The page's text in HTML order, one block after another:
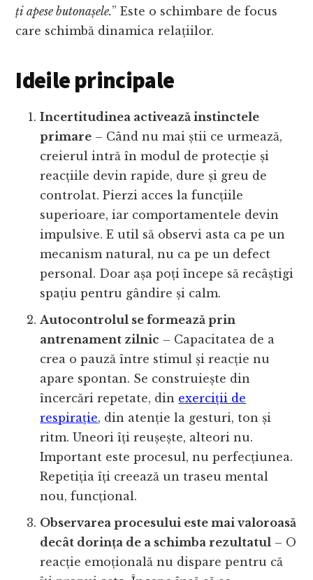
ți apese butonașele.” Este o schimbare de focus
care schimbă dinamica relațiilor.
Ideile principale
Incertitudinea activează instinctele
primare – Când nu mai știi ce urmează,
creierul intră în modul de protecție și
reacțiile devin rapide, dure și greu de
controlat. Pierzi acces la funcțiile
superioare, iar comportamentele devin
impulsive. E util să observi asta ca pe un
mecanism natural, nu ca pe un defect
personal. Doar așa poți începe să recâștigi
spațiu pentru gândire și calm.
Autocontrolul se formează prin
antrenament zilnic – Capacitatea de a
crea o pauză între stimul și reacție nu
apare spontan. Se construiește din
încercări repetate, din exerciții de
respirație, din atenție la gesturi, ton și
ritm. Uneori îți reușește, alteori nu.
Important este procesul, nu perfecțiunea.
Repetiția îți creează un traseu mental
nou, funcțional.
Observarea procesului este mai valoroasă
decât dorința de a schimba rezultatul – O
reacție emoțională nu dispare pentru că